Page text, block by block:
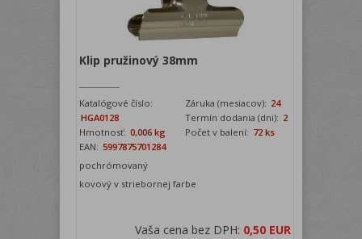
Klip pružinový 38mm
Katalógové číslo:
HGA0128
Záruka (mesiacov): 24
Termín dodania (dni): 2
Hmotnosť: 0,006 kg Počet v balení: 72 ks
EAN: 5997875701284
pochrómovaný
kovový v striebornej farbe
Vaša cena bez DPH: 0,50 EUR